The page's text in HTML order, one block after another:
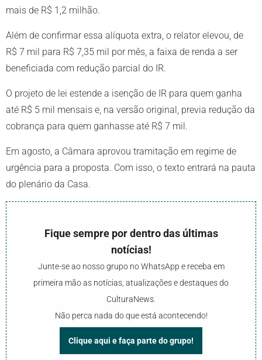
mais de R$ 1,2 milhão.
Além de confirmar essa alíquota extra, o relator elevou, de
R$ 7 mil para R$ 7,35 mil por mês, a faixa de renda a ser
beneficiada com redução parcial do IR.
O projeto de lei estende a isenção de IR para quem ganha
até R$ 5 mil mensais e, na versão original, previa redução da
cobrança para quem ganhasse até R$ 7 mil.
Em agosto, a Câmara aprovou tramitação em regime de
urgência para a proposta. Com isso, o texto entrará na pauta
do plenário da Casa.
Fique sempre por dentro das últimas
notícias!
Junte-se ao nosso grupo no WhatsApp e receba em
primeira mão as notícias, atualizações e destaques do
CulturaNews.
Não perca nada do que está acontecendo!
Clique aqui e faça parte do grupo!